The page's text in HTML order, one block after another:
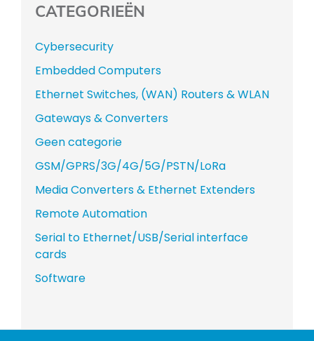
CATEGORIEËN
Cybersecurity
Embedded Computers
Ethernet Switches, (WAN) Routers & WLAN
Gateways & Converters
Geen categorie
GSM/GPRS/3G/4G/5G/PSTN/LoRa
Media Converters & Ethernet Extenders
Remote Automation
Serial to Ethernet/USB/Serial interface
cards
Software